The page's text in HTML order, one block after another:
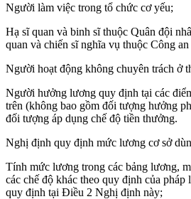
Người làm việc trong tổ chức cơ yếu;
Hạ sĩ quan và binh sĩ thuộc Quân đội
quan và chiến sĩ nghĩa vụ thuộc Công an
Người hoạt động không chuyên trách ở
Người hưởng lương quy định tại các
trên (không bao gồm đối tượng hưởng
đối tượng áp dụng chế độ tiền thưởng.
Nghị định quy định mức lương cơ sở
Tính mức lương trong các bảng lương,
các chế độ khác theo quy định của
quy định tại Điều 2 Nghị định này;